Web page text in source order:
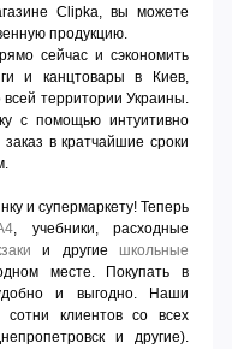
Clipka, вы можете
продукцию.
сейчас и сэкономить
и канцтовары в Киев,
всей территории Украины.
с помощью интуитивно
в кратчайшие сроки
и супермаркету! Теперь
, учебники, расходные
и другие
школьные
месте. Покупать в
и выгодно. Наши
клиентов со всех
и другие).